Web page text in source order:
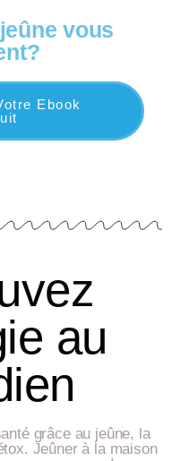
vous
Ebook
au
grâce au jeûne, la
Jeûner à la maison